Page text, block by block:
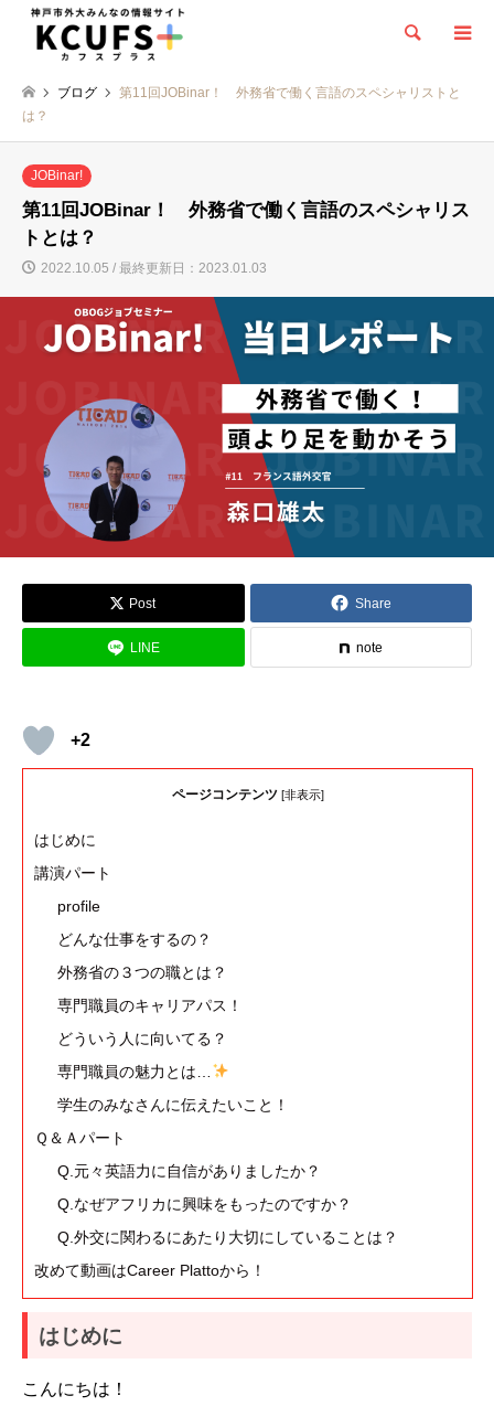
検索
ブログ
第11回JOBinar！ 外務省で働く言語のスペシャリストと
は？
JOBinar!
第11回JOBinar！ 外務省で働く言語のスペシャリス
トとは？
2022.10.05 / 最終更新日：2023.01.03
Post Share
LINE note
+2
ページコンテンツ [非表示]
はじめに
講演パート
profile
どんな仕事をするの？
外務省の３つの職とは？
専門職員のキャリアパス！
どういう人に向いてる？
専門職員の魅力とは…
学生のみなさんに伝えたいこと！
Ｑ＆Ａパート
Q.元々英語力に自信がありましたか？
Q.なぜアフリカに興味をもったのですか？
Q.外交に関わるにあたり大切にしていることは？
改めて動画はCareer Plattoから！
はじめに
こんにちは！